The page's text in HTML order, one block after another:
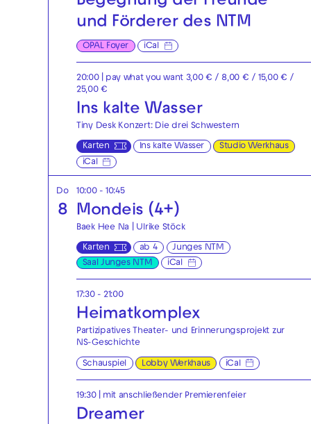
und Förderer des NTM
OPAL Foyer iCal
20:00
| pay what you want 3,00 € / 8,00 € / 15,00 € /
25,00 €
Ins kalte Wasser
Tiny Desk Konzert: Die drei Schwestern
Karten Ins kalte Wasser
Studio Werkhaus
iCal
Do
8
10:00 - 10:45
Mondeis (4+)
Baek Hee Na | Ulrike Stöck
Karten ab 4
Junges NTM
Saal Junges NTM
iCal
17:30 - 21:00
Heimatkomplex
Partizipatives Theater- und Erinnerungsprojekt zur
NS-Geschichte
Schauspiel Lobby Werkhaus iCal
19:30 | mit anschließender Premierenfeier
Dreamer